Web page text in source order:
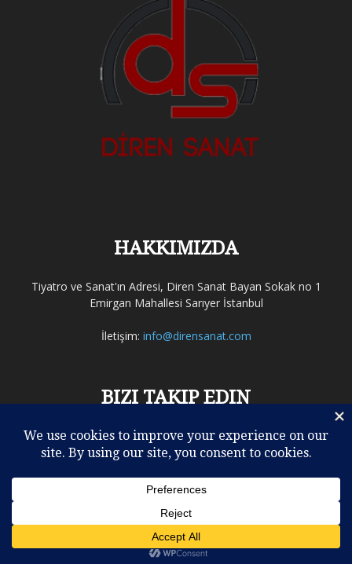
HAKKIMIZDA
Tiyatro ve Sanat'ın Adresi, Diren Sanat Bayan Sokak no 1
Emirgan Mahallesi Sarıyer İstanbul
İletişim: info@dirensanat.com
BIZI TAKIP EDIN
KULİSTEN
© Copyright 2016 - Diren Sanat